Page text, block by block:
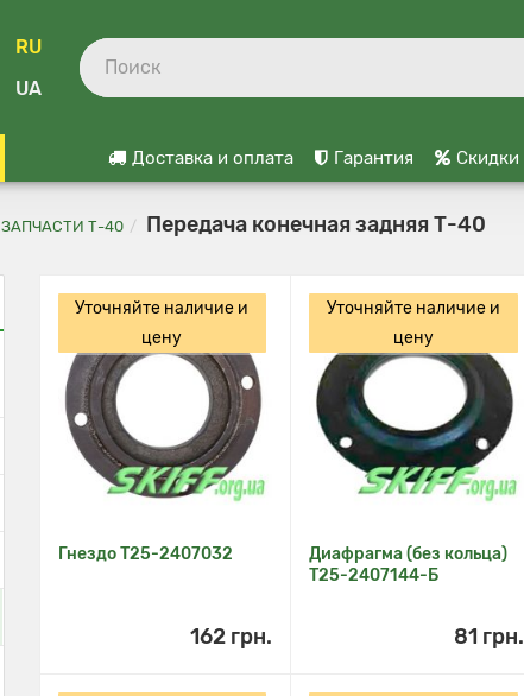
RU
UA
Доставка и оплата Гарантия Скидки
ЗАПЧАСТИ Т-40 Передача конечная задняя Т-40
Уточняйте наличие и
цену
Гнездо Т25-2407032
162 грн.
Уточняйте наличие и
цену
Диафрагма (без кольца)
Т25-2407144-Б
81 грн.